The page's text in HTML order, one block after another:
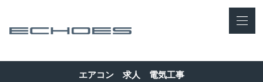
エアコン 求人 電気工事